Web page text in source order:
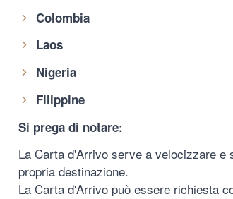
Colombia
Laos
Nigeria
Filippine
Si prega di notare:
La Carta d'Arrivo serve a velocizzare
propria destinazione.
La Carta d'Arrivo può essere richiesta